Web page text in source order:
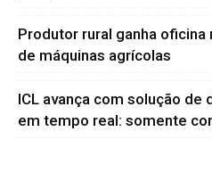
Produtor rural ganha
de máquinas agrícolas
ICL avança com solução de
em tempo real: somente